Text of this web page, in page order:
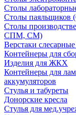
Столы
Столы паяльщиков
Столы
СПМ, СМ)
Верстаки
Контейнеры для
Изделия для ЖКХ
Контейнеры для
аккумуляторов
Стулья и табуреты
Донорские кресла
Стулья для